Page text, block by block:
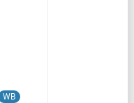
WB